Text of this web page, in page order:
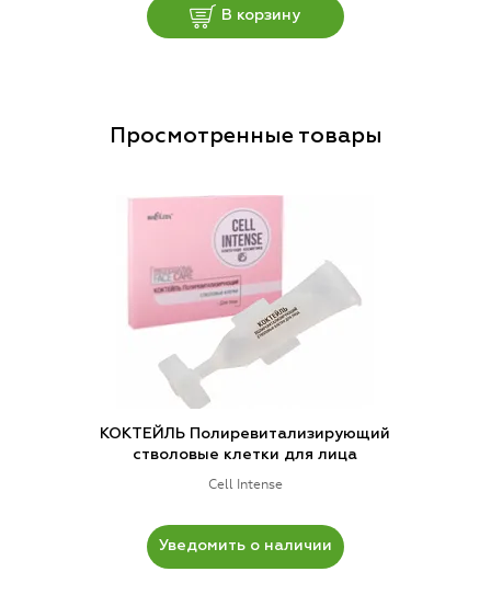
В корзину
Просмотренные товары
КОКТЕЙЛЬ Полиревитализирующий
стволовые клетки для лица
Cell Intense
Уведомить о наличии